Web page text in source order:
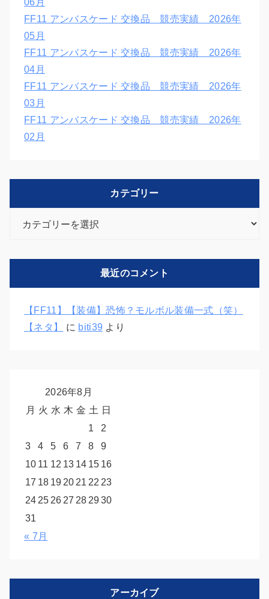
FF11 アンバスケード 交換品 競売実績 2026年
05月
FF11 アンバスケード 交換品 競売実績 2026年
04月
FF11 アンバスケード 交換品 競売実績 2026年
03月
FF11 アンバスケード 交換品 競売実績 2026年
02月
カテゴリー
最近のコメント
【FF11】【装備】恐怖？モルボル装備一式（笑）
【ネタ】
に biti39 より
2026年8月
月 火 水 木 金 土 日
1
2
3
4 5 6 7 8
9
10 11 12 13 14 15 16
17 18 19 20 21 22 23
24 25 26 27 28 2930
31
« 7月
アーカイブ